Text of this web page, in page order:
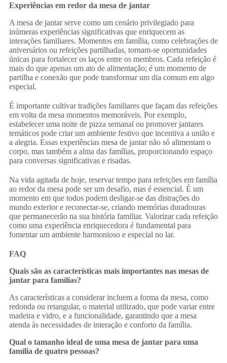
Experiências em redor da mesa de jantar
A mesa de jantar serve como um cenário privilegiado para
inúmeras experiências significativas que enriquecem as
interações familiares. Momentos em família, como celebrações de
aniversários ou refeições partilhadas, tornam-se oportunidades
únicas para fortalecer os laços entre os membros. Cada refeição é
mais do que apenas um ato de alimentação; é um momento de
partilha e conexão que pode transformar um dia comum em algo
especial.
É importante cultivar tradições familiares que façam das refeições
em volta da mesa momentos memoráveis. Por exemplo,
estabelecer uma noite de pizza semanal ou promover jantares
temáticos pode criar um ambiente festivo que incentiva a união e
a alegria. Essas experiências mesa de jantar não só alimentam o
corpo, mas também a alma das famílias, proporcionando espaço
para conversas significativas e risadas.
Na vida agitada de hoje, reservar tempo para refeições em família
ao redor da mesa pode ser um desafio, mas é essencial. É um
momento em que todos podem desligar-se das distrações do
mundo exterior e reconectar-se, criando memórias duradouras
que permanecerão na sua história familiar. Valorizar cada refeição
como uma experiência enriquecedora é fundamental para
fomentar um ambiente harmonioso e especial no lar.
FAQ
Quais são as características mais importantes nas mesas de
jantar para famílias?
As características a considerar incluem a forma da mesa, como
redonda ou retangular, o material utilizado, que pode variar entre
madeira e vidro, e a funcionalidade, garantindo que a mesa
atenda às necessidades de interação e conforto da família.
Qual o tamanho ideal de uma mesa de jantar para uma
família de quatro pessoas?